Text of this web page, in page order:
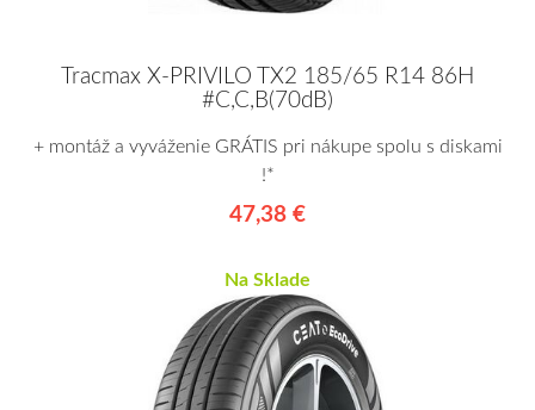
Tracmax X-PRIVILO TX2 185/65 R14 86H
#C,C,B(70dB)
+ montáž a vyváženie GRÁTIS pri nákupe spolu s diskami
!*
47,38 €
Na Sklade